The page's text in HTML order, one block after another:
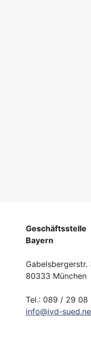
Geschäftsstelle
Bayern
Gabelsbergerstr.
80333 München
Tel.: 089 / 29 08
info@ivd-sued.